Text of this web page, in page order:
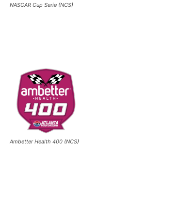
NASCAR Cup Serie (NCS)
Ambetter Health 400 (NCS)